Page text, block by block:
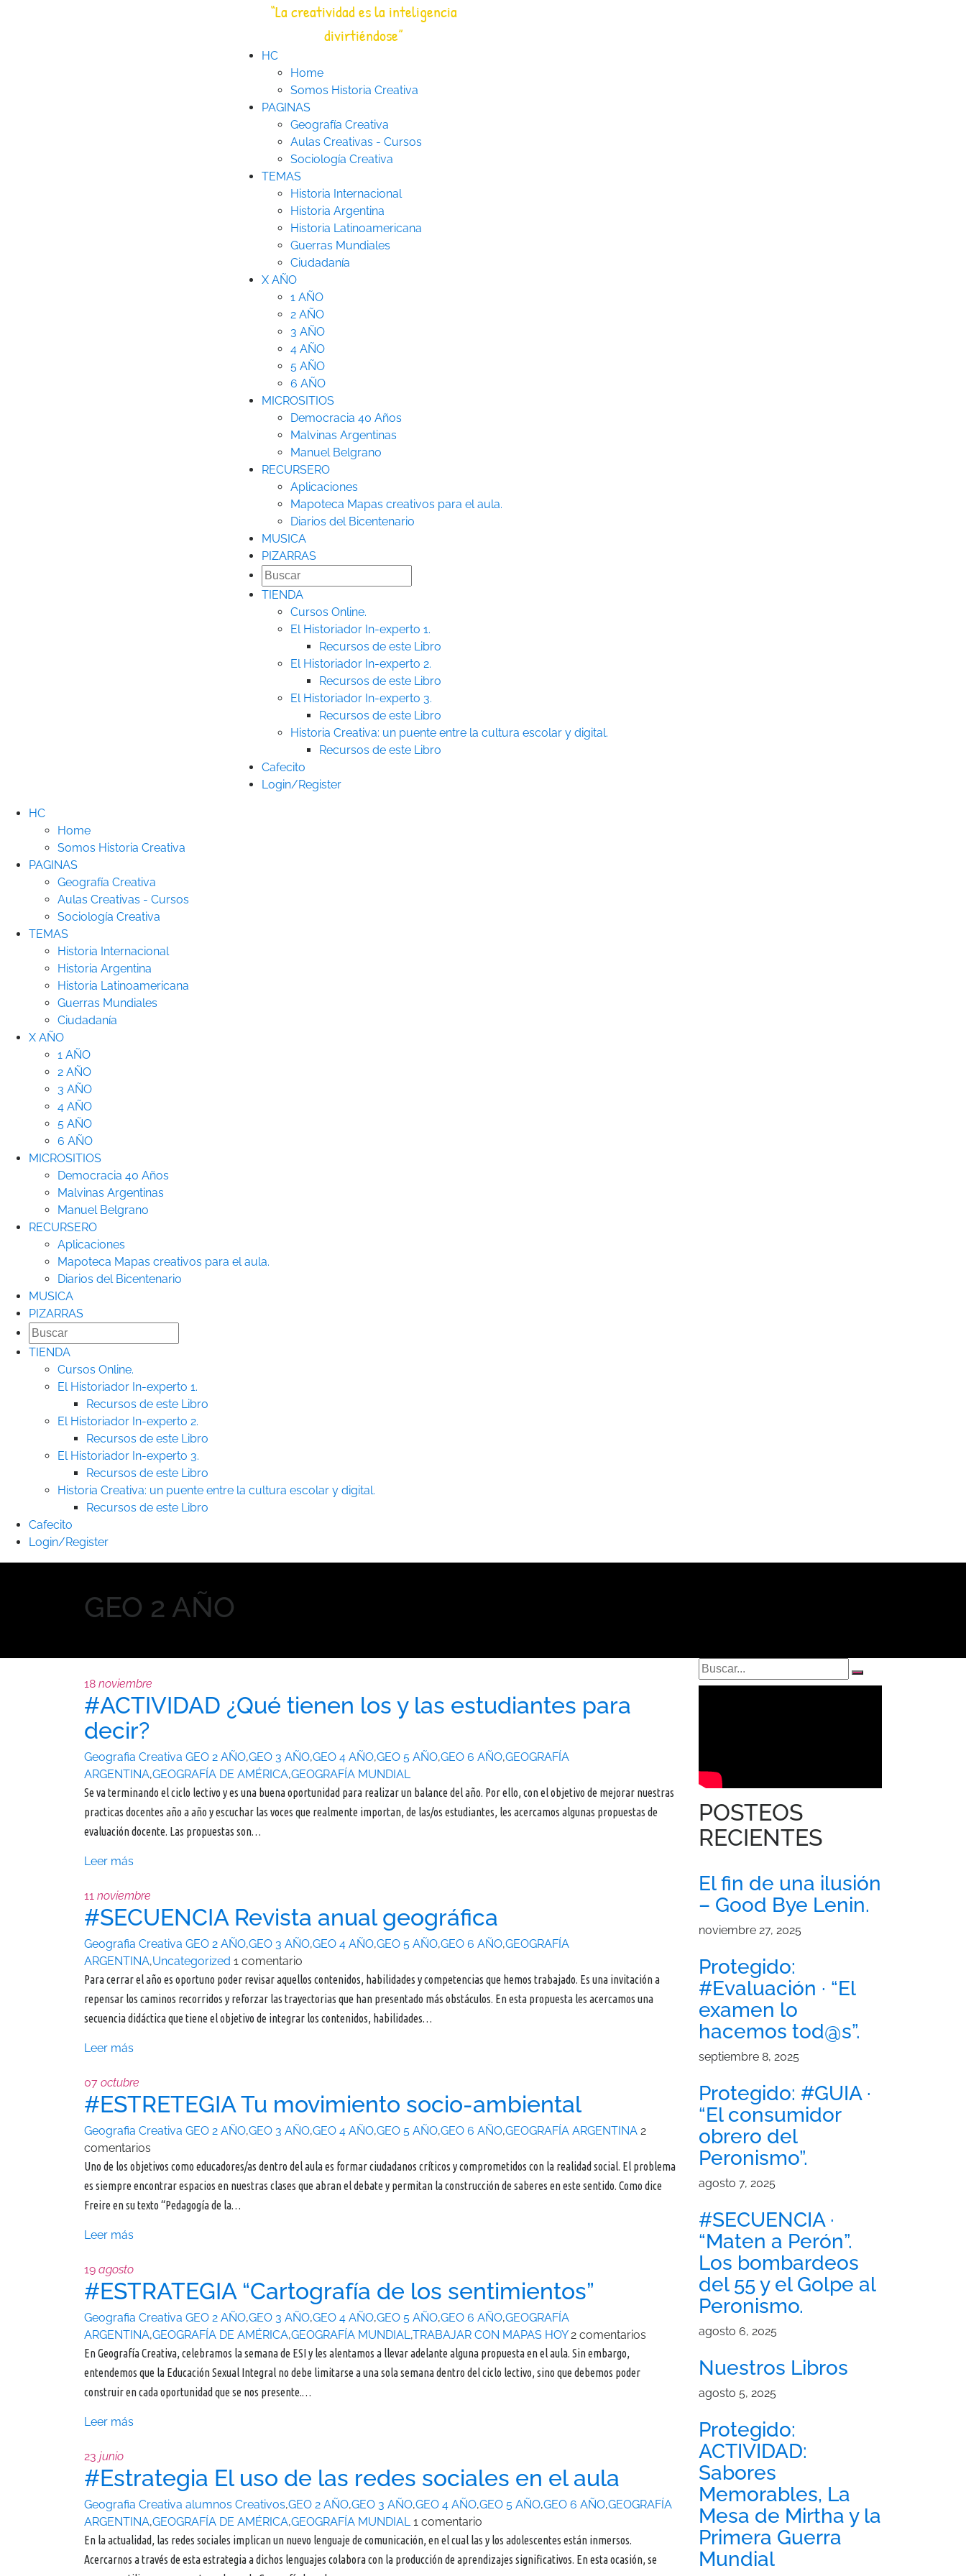
“La creatividad es la inteligencia
divirtiéndose”
HC
Home
Somos Historia Creativa
PAGINAS
Geografía Creativa
Aulas Creativas - Cursos
Sociología Creativa
TEMAS
Historia Internacional
Historia Argentina
Historia Latinoamericana
Guerras Mundiales
Ciudadanía
X AÑO
1 AÑO
2 AÑO
3 AÑO
4 AÑO
5 AÑO
6 AÑO
MICROSITIOS
Democracia 40 Años
Malvinas Argentinas
Manuel Belgrano
RECURSERO
Aplicaciones
Mapoteca Mapas creativos para el aula.
Diarios del Bicentenario
MUSICA
PIZARRAS
TIENDA
Cursos Online.
El Historiador In-experto 1.
Recursos de este Libro
El Historiador In-experto 2.
Recursos de este Libro
El Historiador In-experto 3.
Recursos de este Libro
Historia Creativa: un puente entre la cultura escolar y digital.
Recursos de este Libro
Cafecito
Login/Register
HC
Home
Somos Historia Creativa
PAGINAS
Geografía Creativa
Aulas Creativas - Cursos
Sociología Creativa
TEMAS
Historia Internacional
Historia Argentina
Historia Latinoamericana
Guerras Mundiales
Ciudadanía
X AÑO
1 AÑO
2 AÑO
3 AÑO
4 AÑO
5 AÑO
6 AÑO
MICROSITIOS
Democracia 40 Años
Malvinas Argentinas
Manuel Belgrano
RECURSERO
Aplicaciones
Mapoteca Mapas creativos para el aula.
Diarios del Bicentenario
MUSICA
PIZARRAS
TIENDA
Cursos Online.
El Historiador In-experto 1.
Recursos de este Libro
El Historiador In-experto 2.
Recursos de este Libro
El Historiador In-experto 3.
Recursos de este Libro
Historia Creativa: un puente entre la cultura escolar y digital.
Recursos de este Libro
Cafecito
Login/Register
GEO 2 AÑO
18 noviembre
#ACTIVIDAD ¿Qué tienen los y las estudiantes para
decir?
Geografia Creativa GEO 2 AÑO,GEO 3 AÑO,GEO 4 AÑO,GEO 5 AÑO,GEO 6 AÑO,GEOGRAFÍA
ARGENTINA,GEOGRAFÍA DE AMÉRICA,GEOGRAFÍA MUNDIAL
Se va terminando el ciclo lectivo y es una buena oportunidad para realizar un balance del año. Por ello, con el objetivo de mejorar nuestras
practicas docentes año a año y escuchar las voces que realmente importan, de las/os estudiantes, les acercamos algunas propuestas de
evaluación docente. Las propuestas son…
Leer más
11 noviembre
#SECUENCIA Revista anual geográfica
Geografia Creativa GEO 2 AÑO,GEO 3 AÑO,GEO 4 AÑO,GEO 5 AÑO,GEO 6 AÑO,GEOGRAFÍA
ARGENTINA,Uncategorized 1 comentario
Para cerrar el año es oportuno poder revisar aquellos contenidos, habilidades y competencias que hemos trabajado. Es una invitación a
repensar los caminos recorridos y reforzar las trayectorias que han presentado más obstáculos. En esta propuesta les acercamos una
secuencia didáctica que tiene el objetivo de integrar los contenidos, habilidades…
Leer más
07 octubre
#ESTRETEGIA Tu movimiento socio-ambiental
Geografia Creativa GEO 2 AÑO,GEO 3 AÑO,GEO 4 AÑO,GEO 5 AÑO,GEO 6 AÑO,GEOGRAFÍA ARGENTINA 2
comentarios
Uno de los objetivos como educadores/as dentro del aula es formar ciudadanos críticos y comprometidos con la realidad social. El problema
es siempre encontrar espacios en nuestras clases que abran el debate y permitan la construcción de saberes en este sentido. Como dice
Freire en su texto “Pedagogía de la…
Leer más
19 agosto
#ESTRATEGIA “Cartografía de los sentimientos”
Geografia Creativa GEO 2 AÑO,GEO 3 AÑO,GEO 4 AÑO,GEO 5 AÑO,GEO 6 AÑO,GEOGRAFÍA
ARGENTINA,GEOGRAFÍA DE AMÉRICA,GEOGRAFÍA MUNDIAL ,TRABAJAR CON MAPAS HOY2 comentarios
En Geografía Creativa, celebramos la semana de ESI y les alentamos a llevar adelante alguna propuesta en el aula. Sin embargo,
entendemos que la Educación Sexual Integral no debe limitarse a una sola semana dentro del ciclo lectivo, sino que debemos poder
construir en cada oportunidad que se nos presente.…
Leer más
23 junio
#Estrategia El uso de las redes sociales en el aula
Geografia Creativa alumnos Creativos,GEO 2 AÑO,GEO 3 AÑO,GEO 4 AÑO,GEO 5 AÑO,GEO 6 AÑO,GEOGRAFÍA
ARGENTINA,GEOGRAFÍA DE AMÉRICA,GEOGRAFÍA MUNDIAL 1 comentario
En la actualidad, las redes sociales implican un nuevo lenguaje de comunicación, en el cual las y los adolescentes están inmersos.
Acercarnos a través de esta estrategia a dichos lenguajes colabora con la producción de aprendizajes significativos. En esta ocasión, se
POSTEOS
RECIENTES
El fin de una ilusión
– Good Bye Lenin.
noviembre 27, 2025
Protegido:
#Evaluación · “El
examen lo
hacemos tod@s”.
septiembre 8, 2025
Protegido: #GUIA ·
“El consumidor
obrero del
Peronismo”.
agosto 7, 2025
#SECUENCIA ·
“Maten a Perón”.
Los bombardeos
del 55 y el Golpe al
Peronismo.
agosto 6, 2025
Nuestros Libros
agosto 5, 2025
Protegido:
ACTIVIDAD:
Sabores
Memorables, La
Mesa de Mirtha y la
Primera Guerra
Mundial